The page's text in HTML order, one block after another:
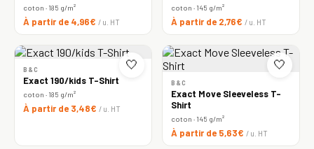
coton · 185 g/m²
À partir de 4,96€ / u. HT
coton · 145 g/m²
À partir de 2,76€ / u. HT
🤍
B&C
Exact 190/kids T-Shirt
coton · 185 g/m²
À partir de 3,48€ / u. HT
🤍
B&C
Exact Move Sleeveless T-
Shirt
coton · 145 g/m²
À partir de 5,63€ / u. HT